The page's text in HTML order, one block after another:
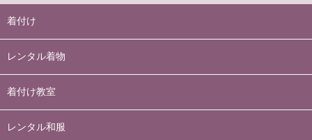
着付け
レンタル着物
着付け教室
レンタル和服